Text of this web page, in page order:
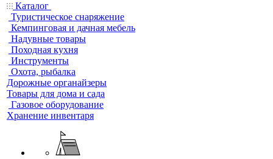
Каталог
Туристическое снаряжение
Кемпинговая и дачная мебель
Надувные товары
Походная кухня
Инструменты
Охота, рыбалка
Дорожные органайзеры
Товары для дома и сада
Газовое оборудование
Хранение инвентаря